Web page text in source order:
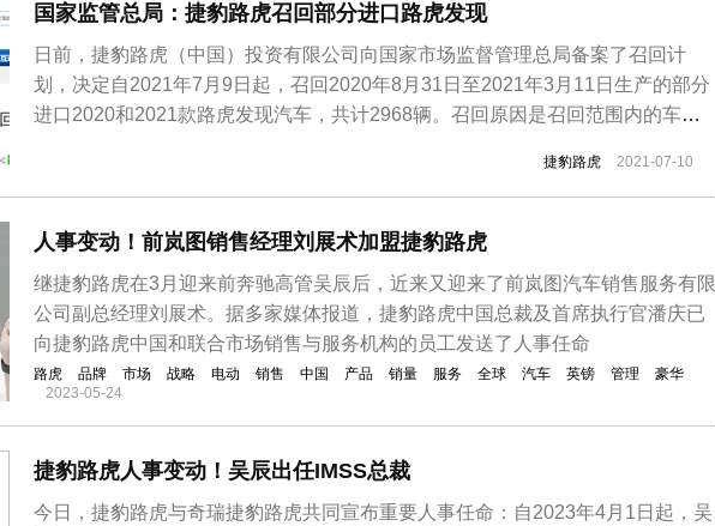
国家监管总局：捷豹路虎召回部分进口路虎发现
日前，捷豹路虎（中国）投资有限公司向国家市场监督管理总局备案了召回计
划，决定自2021年7月9日起，召回2020年8月31日至2021年3月11日生产的部分
进口2020和2021款路虎发现汽车，共计2968辆。召回原因是召回范围内的车辆
积，从而可能导致蓄电池接地螺栓与车身面板接地不良。极端情况下可能出现车
辆电力中断，造成车辆无法...
捷豹路虎 2021-07-10
人事变动！前岚图销售经理刘展术加盟捷豹路虎
继捷豹路虎在3月迎来前奔驰高管吴辰后，近来又迎来了前岚图汽车销售服务有限
公司副总经理刘展术。据多家媒体报道，捷豹路虎中国总裁及首席执行官潘庆已
向捷豹路虎中国和联合市场销售与服务机构的员工发送了人事任命
路虎 品牌 市场 战略 电动 销售 中国 产品 销量 服务 全球 汽车 英镑 管理
豪华
2023-05-24
捷豹路虎人事变动！吴辰出任IMSS总裁
今日，捷豹路虎与奇瑞捷豹路虎共同宣布重要人事任命：自2023年4月1日起，吴